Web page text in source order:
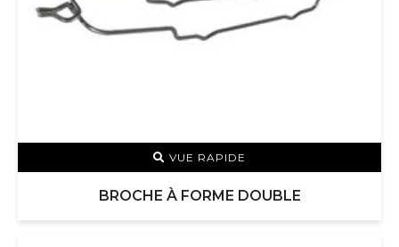
VUE RAPIDE
BROCHE À FORME DOUBLE